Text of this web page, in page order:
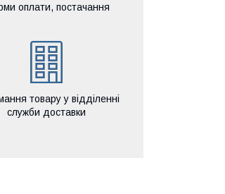
оплати, постачання
товару у відділенні
служби доставки